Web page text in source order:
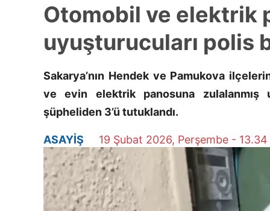
Otomobil ve elektrik
uyuşturucuları polis
Sakarya’nın Hendek ve Pamukova
ve evin elektrik panosuna zulalanmış
şüpheliden 3’ü tutuklandı.
ASAYİŞ 19 Şubat 2026, Perşembe - 13.34